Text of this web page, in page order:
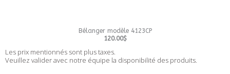
Bélanger modèle 4123CP
120.00$
Les prix mentionnés sont plus taxes.
Veuillez valider avec notre équipe la disponibilité des produits.